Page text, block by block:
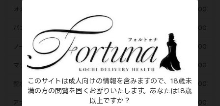
このサイトは成人向けの情報を含みますので、18歳未
満の方の閲覧を固くお断りいたします。あなたは18歳
以上ですか？
オナニー鑑賞 ￥2,200
パンツ持ち帰り ￥2,200
ノーパンノーブラ ￥2,200
マットプレイ ￥3,300
聖水 ￥3,300
アナル舐め ￥3,300